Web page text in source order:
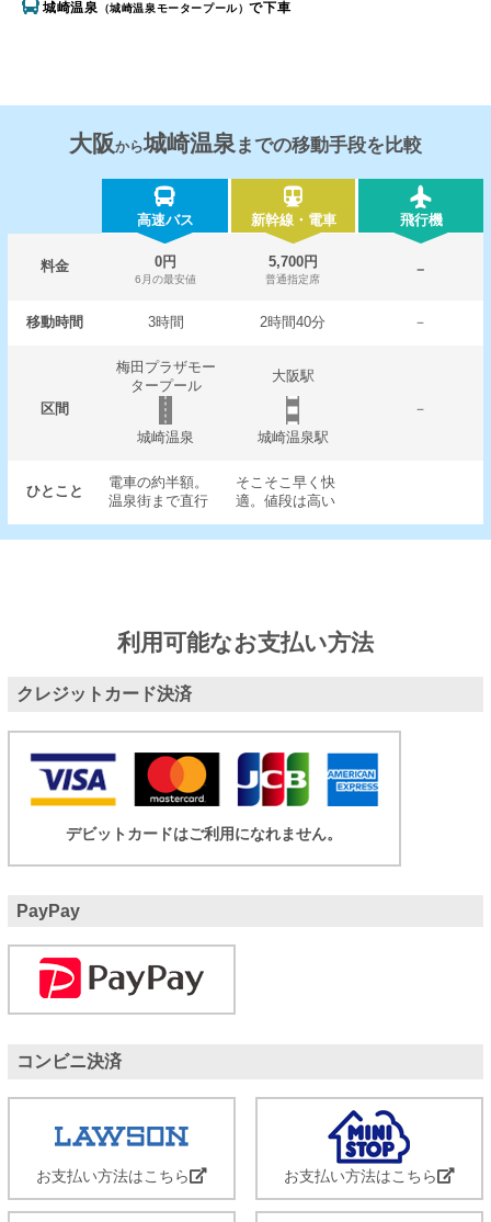
城崎温泉 （城崎温泉モータープール）で下車
大阪から城崎温泉 までの移動手段を比較
高速バス 新幹線・電車 飛行機
料金 0円
6月の最安値
5,700円
普通指定席
－
移動時間 3時間 2時間40分 －
区間
梅田プラザモー
タープール
大阪駅
－
城崎温泉
城崎温泉駅
ひとこと
電車の約半額。
温泉街まで直行
そこそこ早く快
適。値段は高い
利用可能なお支払い方法
クレジットカード決済
デビットカードはご利用になれません。
PayPay
コンビニ決済
お支払い方法はこちら お支払い方法はこちら